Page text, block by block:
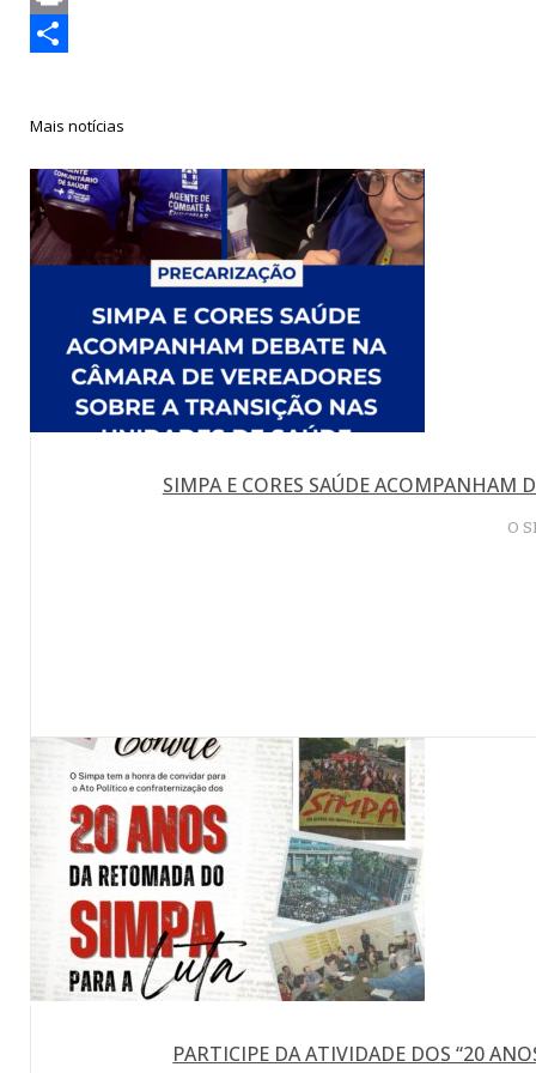
Link
Print
Mais notícias
SIMPA E CORES SAÚDE ACOMPANHAM
O
PARTICIPE DA ATIVIDADE DOS “20